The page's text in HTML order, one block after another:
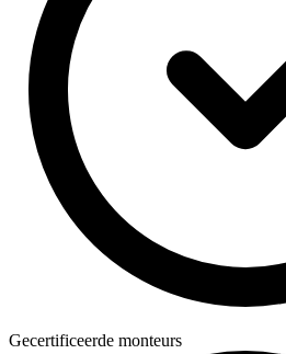
Gecertificeerde monteurs